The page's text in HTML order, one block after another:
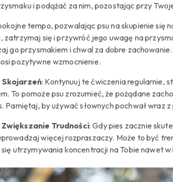
i podążać za nim, pozostając przy
tempo, pozwalając psu na skupienie się
zatrzymaj się i przywróć jego uwagę na
go przysmakiem i chwal za dobre
pozytywne wzmocnienie.
Skojarzeń: Kontynuuj te ćwiczenia regularnie,
To pomoże psu zrozumieć, że pożądane
Pamiętaj, by używać słownych pochwał
Trudności: Gdy pies zacznie
więcej rozpraszaczy. Może to być
się utrzymywania koncentracji na Tobie nawet